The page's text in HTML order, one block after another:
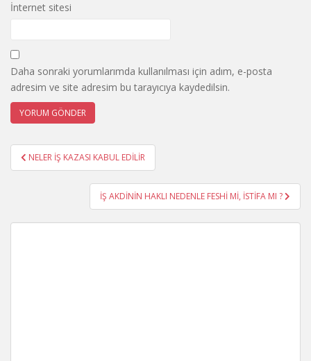
İnternet sitesi
Daha sonraki yorumlarımda kullanılması için adım, e-posta
adresim ve site adresim bu tarayıcıya kaydedilsin.
Yazı
gezinmesi
NELER İŞ KAZASI KABUL EDİLİR
İŞ AKDİNİN HAKLI NEDENLE FESHİ Mİ, İSTİFA MI ?